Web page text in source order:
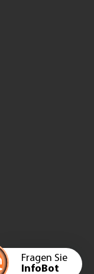
Fragen Sie
InfoBot